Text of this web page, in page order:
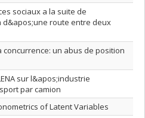
sociaux a la suite de
route entre deux
concurrence: un abus de position
sur l&apos;industrie
par camion
of Latent Variables